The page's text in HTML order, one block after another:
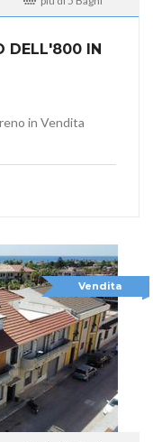
DELL'800 IN
in Vendita
Vendita